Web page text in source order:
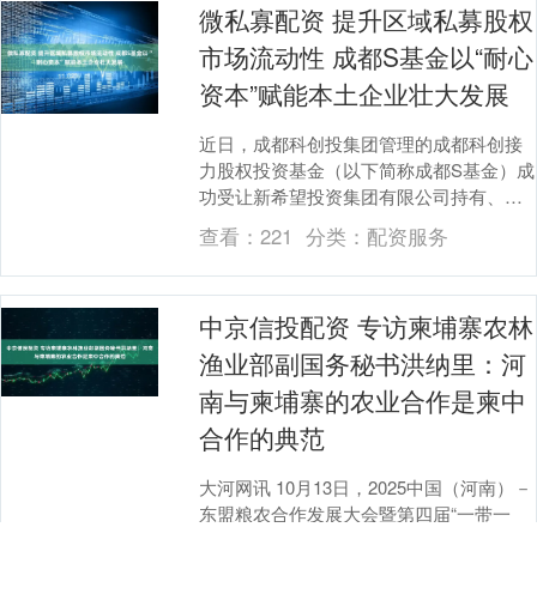
微私寡配资 提升区域私募股权
市场流动性 成都S基金以“耐心
资本”赋能本土企业壮大发展
近日，成都科创投集团管理的成都科创接
力股权投资基金（以下简称成都S基金）成
功受让新希望投资集团有限公司持有、成
都本土民营创投机构博源资本管理的成都
博源新程创业投....
查看：221 分类： 配资服务
中京信投配资 专访柬埔寨农林
渔业部副国务秘书洪纳里：河
南与柬埔寨的农业合作是柬中
合作的典范
大河网讯 10月13日，2025中国（河南）－
东盟粮农合作发展大会暨第四届“一带一